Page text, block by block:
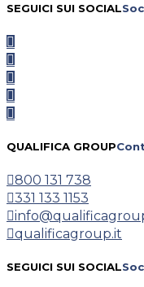
SEGUICI SUI SOCIAL
QUALIFICA GROUP
800 131 738
331 133 1153
qualificagroup.it
SEGUICI SUI SOCIAL